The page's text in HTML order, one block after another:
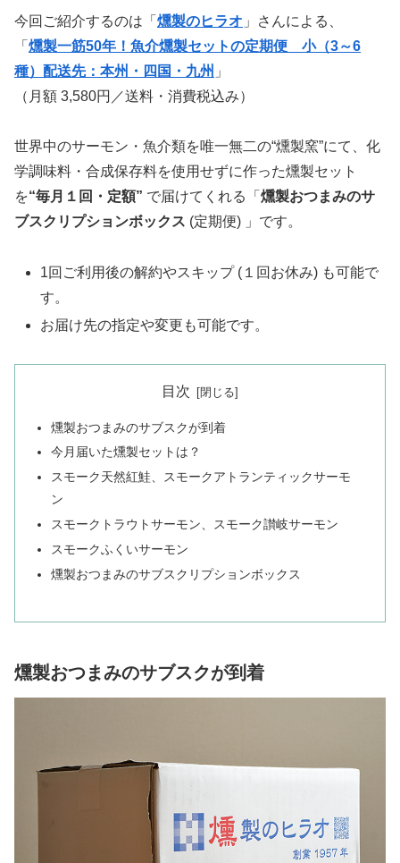
今回ご紹介するのは「 燻製のヒラオ 」さんによる、
「 燻製一筋50年！魚介燻製セットの定期便 小（3～6
種）配送先：本州・四国・九州 」
（月額 3,580円／送料・消費税込み）
世界中のサーモン・魚介類を唯一無二の“燻製窯”にて、化
学調味料・合成保存料を使用せずに作った燻製セット
を“毎月１回・定額” で届けてくれる「 燻製おつまみのサ
ブスクリプションボックス (定期便) 」です。
1回ご利用後の解約やスキップ (１回お休み) も可能で
す。
お届け先の指定や変更も可能です。
目次
燻製おつまみのサブスクが到着
今月届いた燻製セットは？
スモーク天然紅鮭、スモークアトランティックサーモ
ン
スモークトラウトサーモン、スモーク讃岐サーモン
スモークふくいサーモン
燻製おつまみのサブスクリプションボックス
燻製おつまみのサブスクが到着